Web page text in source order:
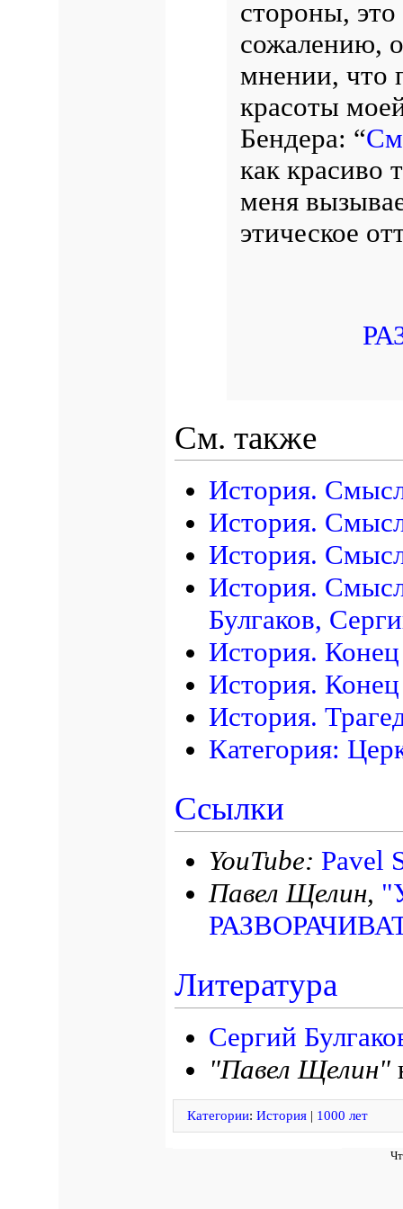
стороны,
сожалению,
мнении, что
красоты
Бендера: “
как красиво
меня
этическое
См. также
История.
История.
История.
История.
Булгаков,
История.
История.
История.
Категория:
Ссылки
YouTube: Pavel
Павел Щелин,
Литература
Сергий
"Павел Щелин"
Категории: История| 1000 лет